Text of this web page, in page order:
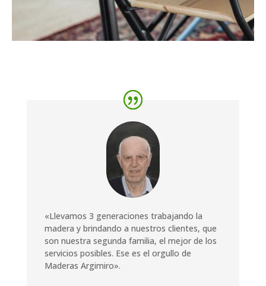
«Llevamos 3 generaciones trabajando la
madera y brindando a nuestros clientes, que
son nuestra segunda familia, el mejor de los
servicios posibles. Ese es el orgullo de
Maderas Argimiro».